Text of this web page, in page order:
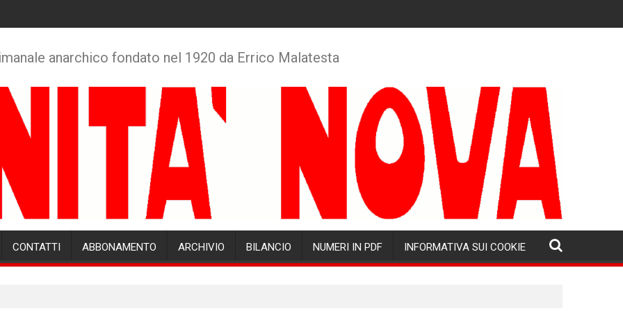
anarchico fondato nel 1920 da Errico Malatesta
CONTATTI ABBONAMENTO ARCHIVIO BILANCIO NUMERI IN PDF INFORMATIVA SUI COOKIE